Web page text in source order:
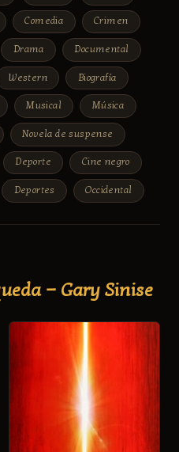
Comedia Crimen
Drama Documental
Western Biografía
Musical Música
Novela de suspense
Deporte Cine negro
Deportes Occidental
— Gary Sinise